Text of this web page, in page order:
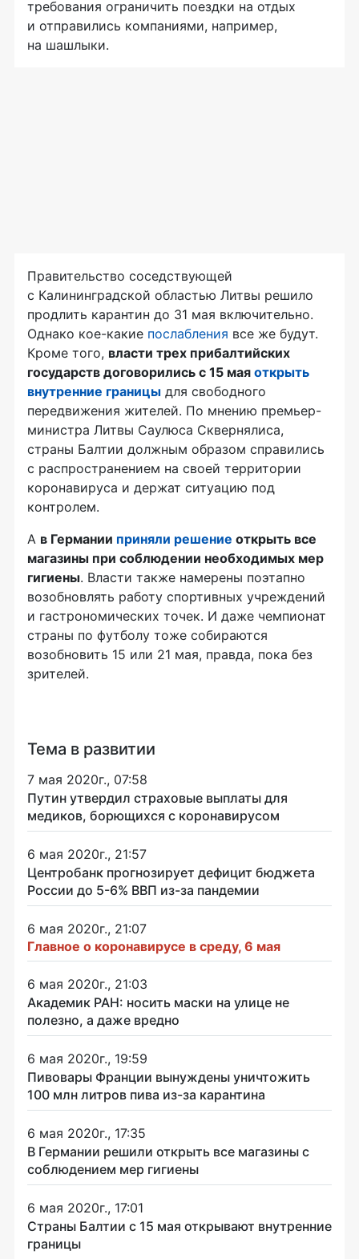
требования ограничить поездки на отдых
и отправились компаниями, например,
на шашлыки.
Правительство соседствующей
с Калининградской областью Литвы решило
продлить карантин до 31 мая включительно.
Однако кое-какие послабления все же будут.
Кроме того, власти трех прибалтийских
государств договорились с 15 мая открыть
внутренние границы для свободного
передвижения жителей. По мнению премьер-
министра Литвы Саулюса Сквернялиса,
страны Балтии должным образом справились
с распространением на своей территории
коронавируса и держат ситуацию под
контролем.
А в Германии приняли решение открыть все
магазины при соблюдении необходимых мер
гигиены. Власти также намерены поэтапно
возобновлять работу спортивных учреждений
и гастрономических точек. И даже чемпионат
страны по футболу тоже собираются
возобновить 15 или 21 мая, правда, пока без
зрителей.
Тема в развитии
7 мая 2020г., 07:58
Путин утвердил страховые выплаты для
медиков, борющихся с коронавирусом
6 мая 2020г., 21:57
Центробанк прогнозирует дефицит бюджета
России до 5-6% ВВП из-за пандемии
6 мая 2020г., 21:07
Главное о коронавирусе в среду, 6 мая
6 мая 2020г., 21:03
Академик РАН: носить маски на улице не
полезно, а даже вредно
6 мая 2020г., 19:59
Пивовары Франции вынуждены уничтожить
100 млн литров пива из-за карантина
6 мая 2020г., 17:35
В Германии решили открыть все магазины с
соблюдением мер гигиены
6 мая 2020г., 17:01
Страны Балтии с 15 мая открывают внутренние
границы